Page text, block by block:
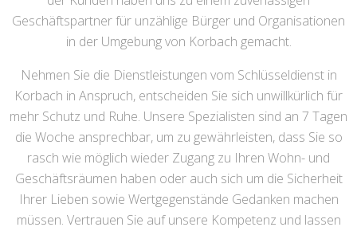
Geschäftspartner für unzählige Bürger und Organisationen
in der Umgebung von Korbach gemacht.
Nehmen Sie die Dienstleistungen vom Schlüsseldienst in
Korbach in Anspruch, entscheiden Sie sich unwillkürlich für
mehr Schutz und Ruhe. Unsere Spezialisten sind an 7 Tagen
die Woche ansprechbar, um zu gewährleisten, dass Sie so
rasch wie möglich wieder Zugang zu Ihren Wohn- und
Geschäftsräumen haben oder auch sich um die Sicherheit
Ihrer Lieben sowie Wertgegenstände Gedanken machen
müssen. Vertrauen Sie auf unsere Kompetenz und lassen